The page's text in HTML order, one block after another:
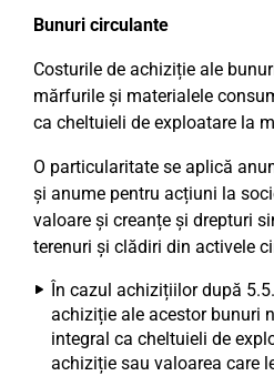
Bunuri circulante
Costurile de achiziție ale
mărfurile și materialele
ca cheltuieli de exploatare la
O particularitate se aplică
și anume pentru acțiuni la
valoare și creanțe și drepturi
terenuri și clădiri din activele
În cazul achizițiilor după
achiziție ale acestor bunuri
integral ca cheltuieli de
achiziție sau valoarea care